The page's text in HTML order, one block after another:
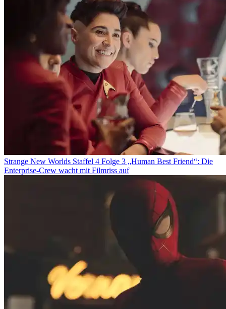
Strange New Worlds Staffel 4 Folge 3 „Human Best Friend“: Die
Enterprise-Crew wacht mit Filmriss auf